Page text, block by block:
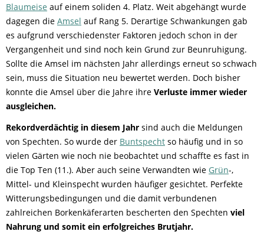
Blaumeise auf einem soliden 4. Platz. Weit abgehängt wurde
dagegen die Amsel auf Rang 5. Derartige Schwankungen gab
es aufgrund verschiedenster Faktoren jedoch schon in der
Vergangenheit und sind noch kein Grund zur Beunruhigung.
Sollte die Amsel im nächsten Jahr allerdings erneut so schwach
sein, muss die Situation neu bewertet werden. Doch bisher
konnte die Amsel über die Jahre ihre Verluste immer wieder
ausgleichen.
Rekordverdächtig in diesem Jahr sind auch die Meldungen
von Spechten. So wurde der Buntspecht so häufig und in so
vielen Gärten wie noch nie beobachtet und schaffte es fast in
die Top Ten (11.). Aber auch seine Verwandten wie Grün-,
Mittel- und Kleinspecht wurden häufiger gesichtet. Perfekte
Witterungsbedingungen und die damit verbundenen
zahlreichen Borkenkäferarten bescherten den Spechten viel
Nahrung und somit ein erfolgreiches Brutjahr.